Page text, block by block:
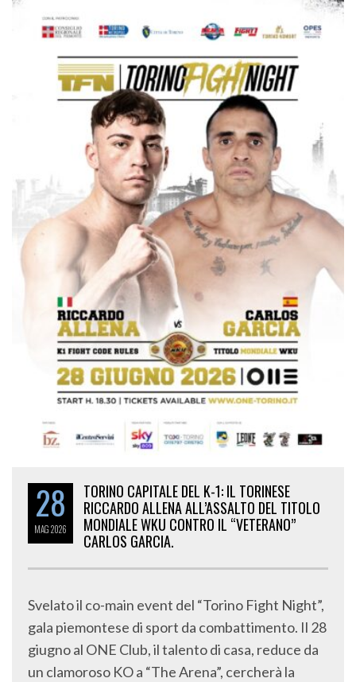
28
MAG2026
TORINO CAPITALE DEL K-1: IL TORINESE
RICCARDO ALLENA ALL’ASSALTO DEL TITOLO
MONDIALE WKU CONTRO IL “VETERANO”
CARLOS GARCIA.
Svelato il co-main event del “Torino Fight Night”,
gala piemontese di sport da combattimento. Il 28
giugno al ONE Club, il talento di casa, reduce da
un clamoroso KO a “The Arena”, cercherà la